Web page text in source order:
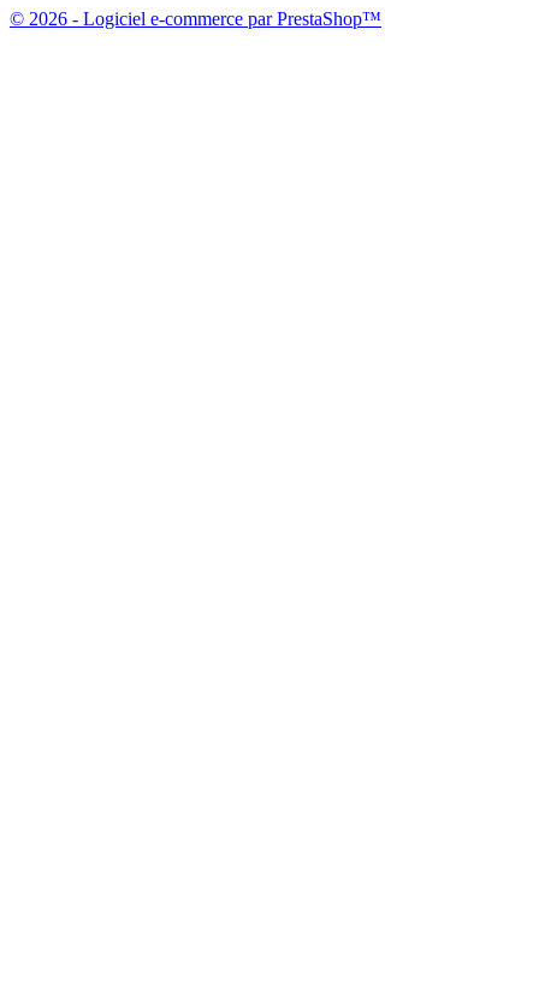
© 2026 - Logiciel e-commerce par PrestaShop™